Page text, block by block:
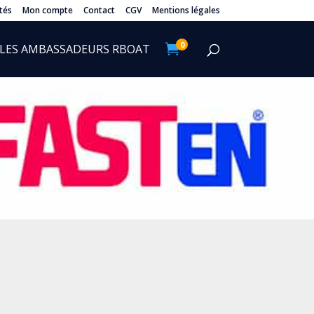
Mon compte Contact CGV Mentions légales
LES AMBASSADEURS RBOAT 0